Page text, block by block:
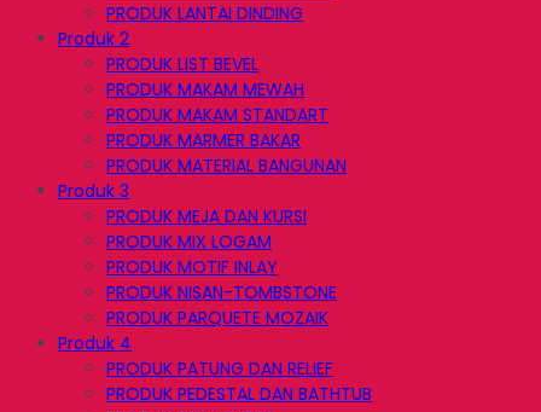
PRODUK LANTAI DINDING
Produk 2
PRODUK LIST BEVEL
PRODUK MAKAM MEWAH
PRODUK MAKAM STANDART
PRODUK MARMER BAKAR
PRODUK MATERIAL BANGUNAN
Produk 3
PRODUK MEJA DAN KURSI
PRODUK MIX LOGAM
PRODUK MOTIF INLAY
PRODUK NISAN-TOMBSTONE
PRODUK PARQUETE MOZAIK
Produk 4
PRODUK PATUNG DAN RELIEF
PRODUK PEDESTAL DAN BATHTUB